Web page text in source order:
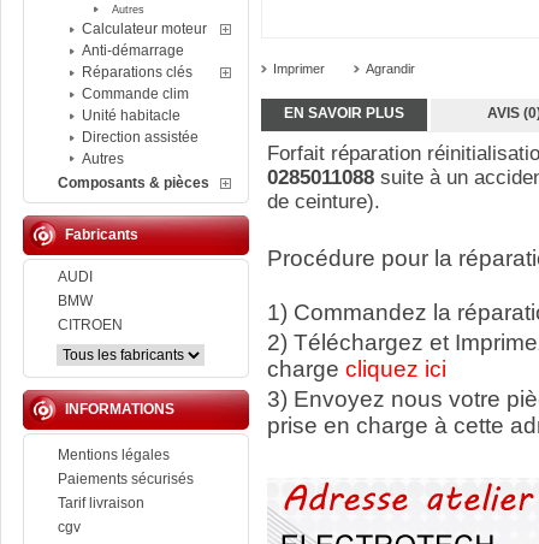
Autres
Calculateur moteur
Anti-démarrage
Réparations clés
Commande clim
Unité habitacle
Direction assistée
Autres
Composants & pièces
Fabricants
AUDI
BMW
CITROEN
INFORMATIONS
Mentions légales
Paiements sécurisés
Tarif livraison
cgv
Imprimer Agrandir
EN SAVOIR PLUS AVIS
Forfait réparation
0285011088 suite à un
de ceinture).
Procédure pour la
1) Commandez la
2) Téléchargez et
charge cliquez ici
3) Envoyez nous votre
prise en charge à cette